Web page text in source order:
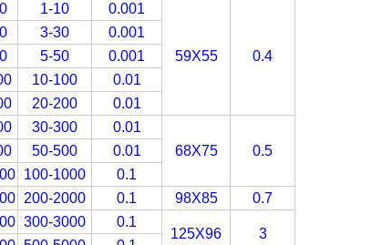
1-10 0.001
59X55 0.4
3-30
0.001
5-50
0.001
10-100
0.01
20-200
0.01
30-300
0.01
68X75
0.5
50-500
0.01
100-1000
0.1
200-2000 0.1 98X85
0.7
300-3000 0.1
125X96 3